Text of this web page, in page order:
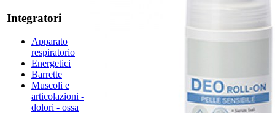
Integratori
Apparato
respiratorio
Energetici
Barrette
Muscoli e
articolazioni -
dolori - ossa